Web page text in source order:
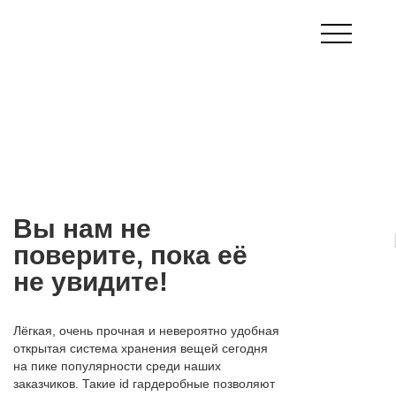
Вы нам не
поверите, пока её
не увидите!
Лёгкая, очень прочная и невероятно удобная
открытая система хранения вещей сегодня
на пике популярности среди наших
заказчиков. Такие id гардеробные позволяют